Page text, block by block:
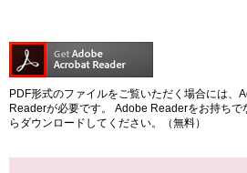
PDF形式のファイルをご覧いただく場合には、
Readerが必要です。
Adobe Readerをお持ちで
らダウンロードしてください。（無料）